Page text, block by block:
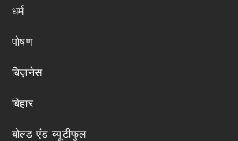
धर्म
पोषण
बिज़नेस
बिहार
बोल्ड एंड ब्यूटीफुल